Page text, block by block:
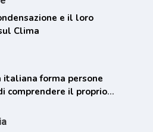
e il loro
Clima
italiana forma persone
comprendere il proprio